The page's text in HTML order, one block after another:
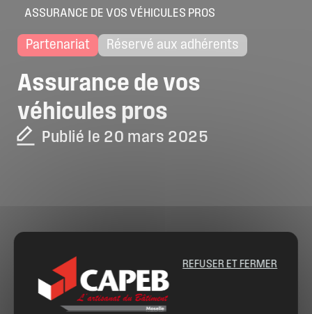
ASSURANCE DE VOS VÉHICULES PROS
Partenariat Réservé aux adhérents
Assurance devos
véhicules pros
Publié le 20 mars 2025
REFUSER ET FERMER